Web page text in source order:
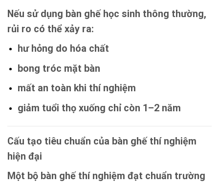
Nếu sử dụng bàn ghế học sinh thông thường,
rủi ro có thể xảy ra:
hư hỏng do hóa chất
bong tróc mặt bàn
mất an toàn khi thí nghiệm
giảm tuổi thọ xuống chỉ còn 1–2 năm
Cấu tạo tiêu chuẩn của bàn ghế thí nghiệm
hiện đại
Một bộ bàn ghế thí nghiệm đạt chuẩn trường